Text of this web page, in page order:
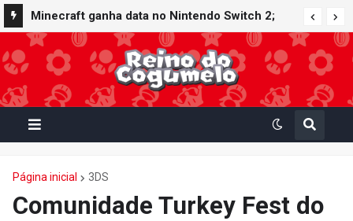
Minecraft ganha data no Nintendo Switch 2;
Super Mario Mash-Up receberá atualização
gráfica exclusiva
Página inicial 3DS
Comunidade Turkey Fest do